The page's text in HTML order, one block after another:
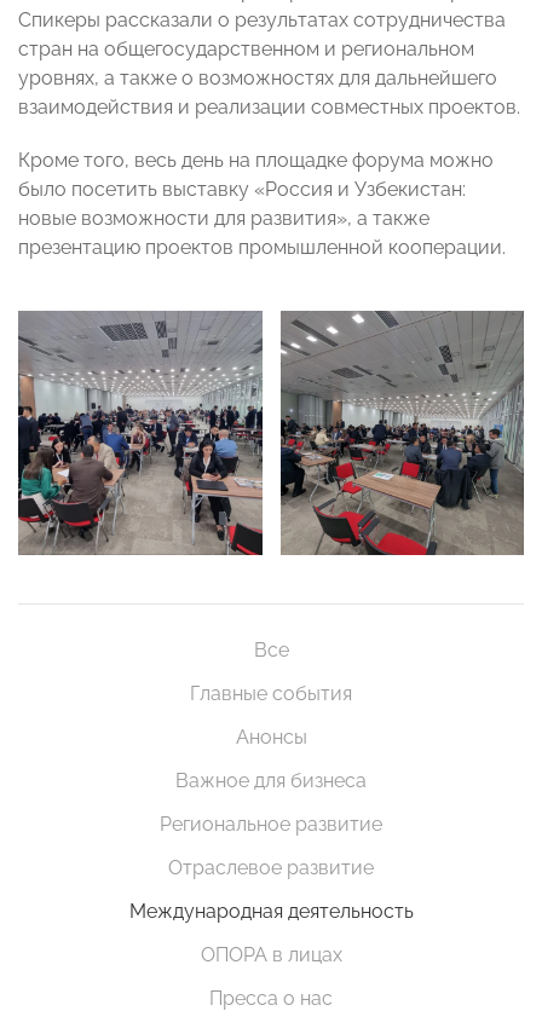
Спикеры рассказали о результатах сотрудничества
стран на общегосударственном и региональном
уровнях, а также о возможностях для дальнейшего
взаимодействия и реализации совместных проектов.
Кроме того, весь день на площадке форума можно
было посетить выставку «Россия и Узбекистан:
новые возможности для развития», а также
презентацию проектов промышленной кооперации.
Все
Главные события
Анонсы
Важное для бизнеса
Региональное развитие
Отраслевое развитие
Международная деятельность
ОПОРА в лицах
Пресса о нас